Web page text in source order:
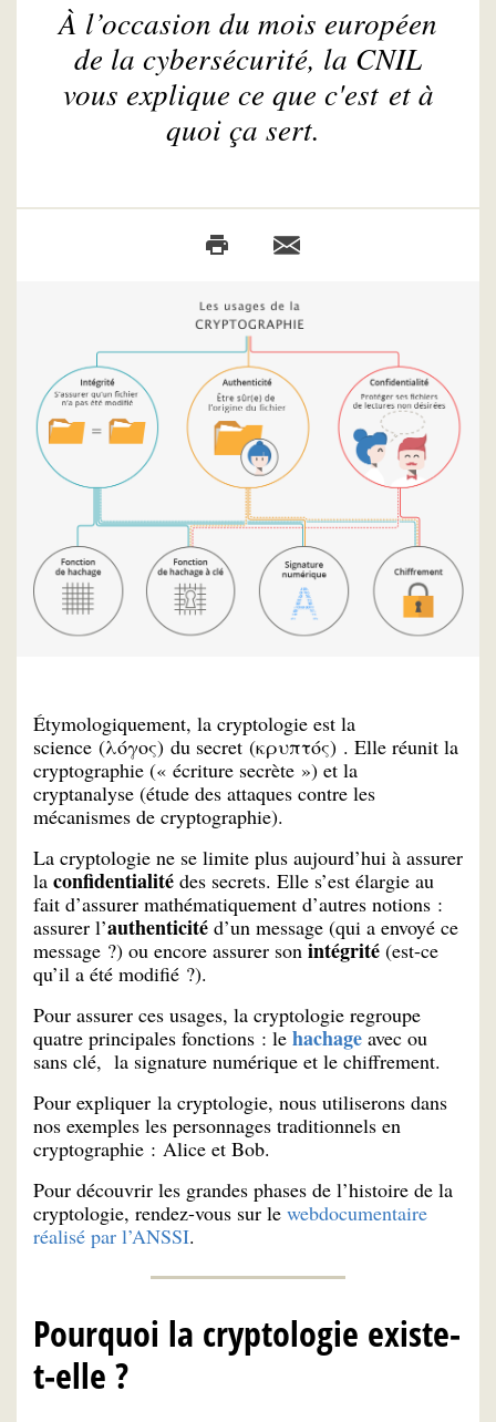
À l’occasion du mois européen
de la cybersécurité, la CNIL
vous explique ce que c'est et à
quoi ça sert.
Étymologiquement, la cryptologie est la
science (λόγος) du secret (κρυπτός) . Elle réunit la
cryptographie (« écriture secrète ») et la
cryptanalyse (étude des attaques contre les
mécanismes de cryptographie).
La cryptologie ne se limite plus aujourd’hui à assurer
la confidentialité des secrets. Elle s’est élargie au
fait d’assurer mathématiquement d’autres notions :
assurer l’authenticité d’un message (qui a envoyé ce
message ?) ou encore assurer son intégrité (est-ce
qu’il a été modifié ?).
Pour assurer ces usages, la cryptologie regroupe
quatre principales fonctions : le hachage avec ou
sans clé, la signature numérique et le chiffrement.
Pour expliquer la cryptologie, nous utiliserons dans
nos exemples les personnages traditionnels en
cryptographie : Alice et Bob.
Pour découvrir les grandes phases de l’histoire de la
cryptologie, rendez-vous sur le webdocumentaire
réalisé par l’ANSSI.
Pourquoi la cryptologie existe-
t-elle ?